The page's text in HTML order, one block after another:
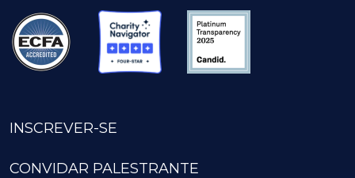
INSCREVER-SE
CONVIDAR PALESTRANTE